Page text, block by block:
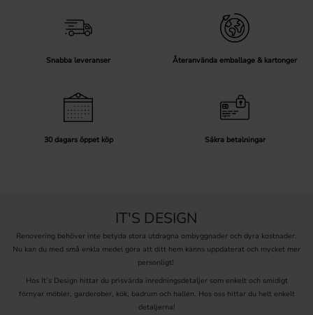
Snabba leveranser Återanvända emballage & kartonger
30 dagars öppet köp Säkra betalningar
IT'S DESIGN
Renovering behöver inte betyda stora utdragna ombyggnader och dyra kostnader.
Nu kan du med små enkla medel göra att ditt hem känns uppdaterat och mycket mer
personligt!
Hos It’s Design hittar du prisvärda inredningsdetaljer som enkelt och smidigt
förnyar möbler, garderober, kök, badrum och hallen. Hos oss hittar du helt enkelt
detaljerna!